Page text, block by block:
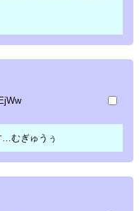
…むぎゅうぅ